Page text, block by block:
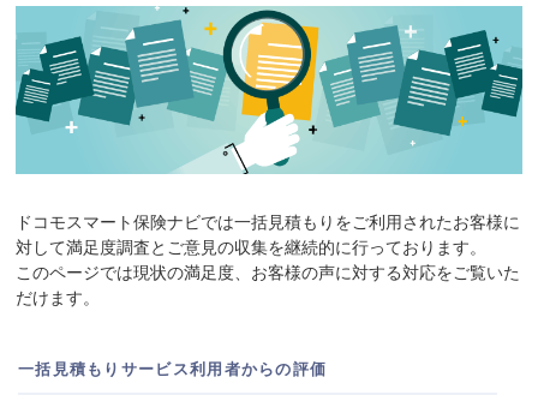
ドコモスマート保険ナビでは一括見積もりをご利用されたお客様に
対して満足度調査とご意見の収集を継続的に行っております。
このページでは現状の満足度、お客様の声に対する対応をご覧いた
だけます。
一括見積もりサービス利用者からの評価